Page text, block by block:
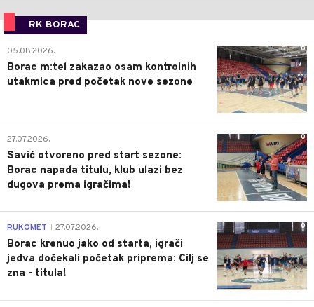
RK BORAC
0
05.08.2026.
Borac m:tel zakazao osam kontrolnih
utakmica pred početak nove sezone
0
27.07.2026.
Savić otvoreno pred start sezone:
Borac napada titulu, klub ulazi bez
dugova prema igračima!
0
RUKOMET 27.07.2026.
Borac krenuo jako od starta, igrači
jedva dočekali početak priprema: Cilj se
zna - titula!